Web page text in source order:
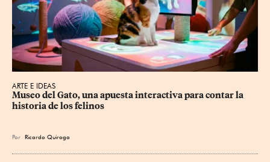
ARTE E IDEAS
Museo del Gato, una apuesta interactiva para contar la
historia de los felinos
Por Ricardo Quiroga